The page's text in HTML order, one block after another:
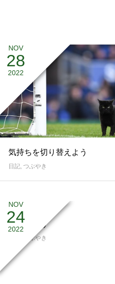
NOV
28
2022
気持ちを切り替えよう
日記, つぶやき
NOV
24
2022
感動しよう
つぶやき